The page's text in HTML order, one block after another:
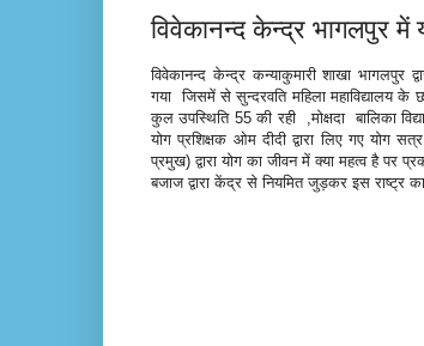
विवेकानन्द केन्द्र भागलपुर
विवेकानन्द केन्द्र कन्याकुमारी शाखा भागलपुर
गया जिसमें से सुन्दरवति महिला महाविद्यालय के
कुल उपस्थिति 55 की रही ,मोक्षदा बालिका
योग प्रशिक्षक ओम दीदी द्वारा लिए गए योग
प्रमुख) द्वारा योग का जीवन में क्या महत्व है
बजाज द्वारा केंद्र से नियमित जुड़कर इस राष्ट्र